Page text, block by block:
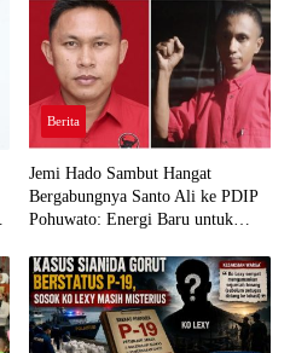
Berita
Jemi Hado Sambut Hangat
Bergabungnya Santo Ali ke PDIP
Pohuwato: Energi Baru untuk